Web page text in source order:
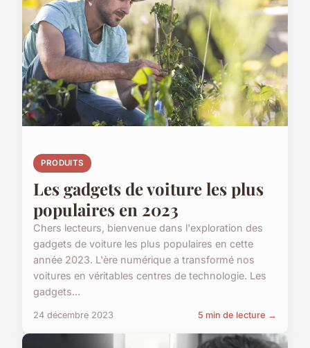
PRODUITS
Les gadgets de voiture les plus
populaires en 2023
Chers lecteurs, bienvenue dans l'exploration des
gadgets de voiture les plus populaires en cette
année 2023. L'ère numérique a transformé nos
voitures en véritables centres de technologie. Les
gadgets...
24 décembre 2023 5 min de lecture →